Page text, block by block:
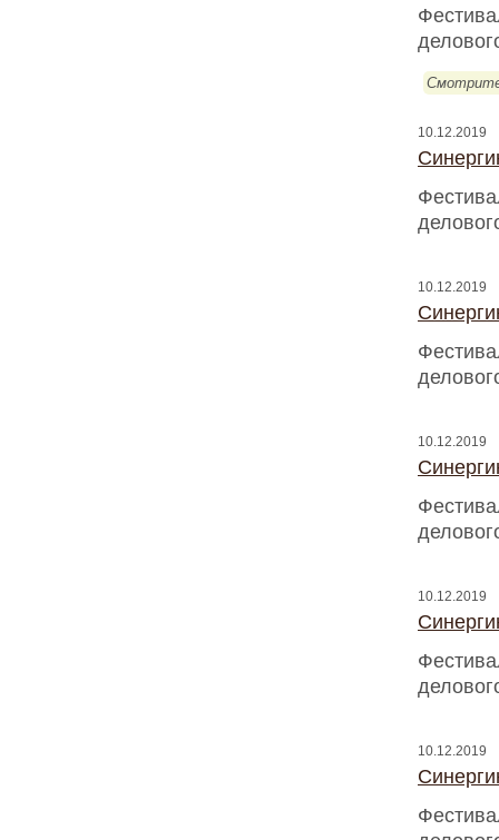
10.12.2019
10.12.2019
10.12.2019
10.12.2019
10.12.2019